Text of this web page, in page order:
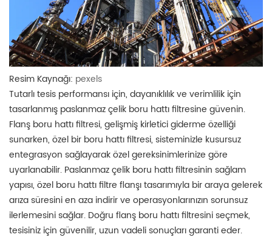
Resim Kaynağı: pexels
Tutarlı tesis performansı için, dayanıklılık ve verimlilik için
tasarlanmış paslanmaz çelik boru hattı filtresine güvenin.
Flanş boru hattı filtresi, gelişmiş kirletici giderme özelliği
sunarken, özel bir boru hattı filtresi, sisteminizle kusursuz
entegrasyon sağlayarak özel gereksinimlerinize göre
uyarlanabilir. Paslanmaz çelik boru hattı filtresinin sağlam
yapısı, özel boru hattı filtre flanşı tasarımıyla bir araya gelerek
arıza süresini en aza indirir ve operasyonlarınızın sorunsuz
ilerlemesini sağlar. Doğru flanş boru hattı filtresini seçmek,
tesisiniz için güvenilir, uzun vadeli sonuçları garanti eder.